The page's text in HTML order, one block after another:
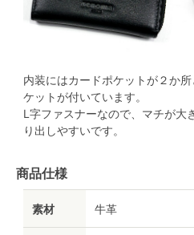
内装にはカードポケットが２か
ケットが付いています。
L字ファスナーなので、マチが大
り出しやすいです。
商品仕様
素材 牛革